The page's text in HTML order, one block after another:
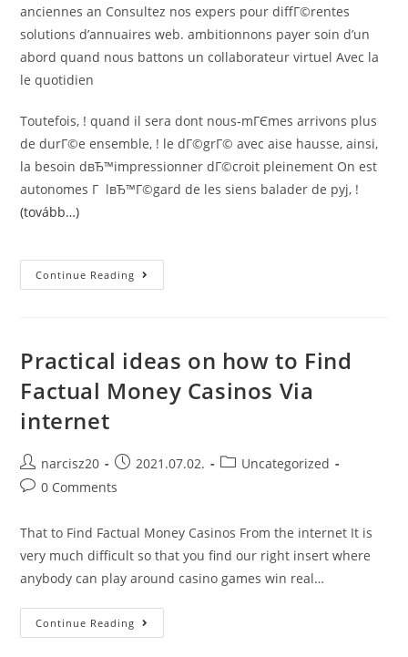
anciennes an Consultez nos expers pour diffГ©rentes
solutions d’annuaires web. ambitionnons payer soin d’un
abord quand nous battons un collaborateur virtuel Avec la
le quotidien
Toutefois, ! quand il sera dont nous-mГЄmes arrivons plus
de durГ©e ensemble, ! le dГ©grГ© avec aise hausse, ainsi,
la besoin dвЂ™impressionner dГ©croit pleinement On est
autonomes Г lвЂ™Г©gard de les siens balader de pyj, !
(tovább…)
Continue Reading 7
Acceptes
!
Bien
Laquelle
Ne
Practical ideas on how to Find
Factual Money Casinos Via
internet
Post
author:
narcisz20
Post
published:
2021.07.02.
PostUncategorized
Post0 Comments
That to Find Factual Money Casinos From the internet It is
very much difficult so that you find our right insert where
anybody can play around casino games win real…
Continue Reading Practical
Ideas